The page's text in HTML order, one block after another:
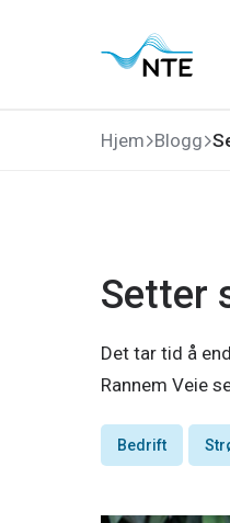
Hjem Blogg
Setter
Det tar tid å
Rannem Veie
Bedrift